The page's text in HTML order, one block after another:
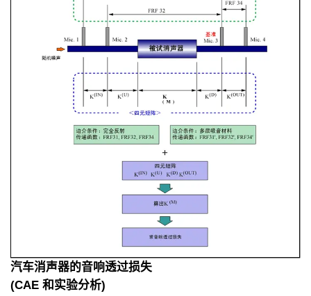
汽车消声器的音响透过损失
(CAE 和实验分析)